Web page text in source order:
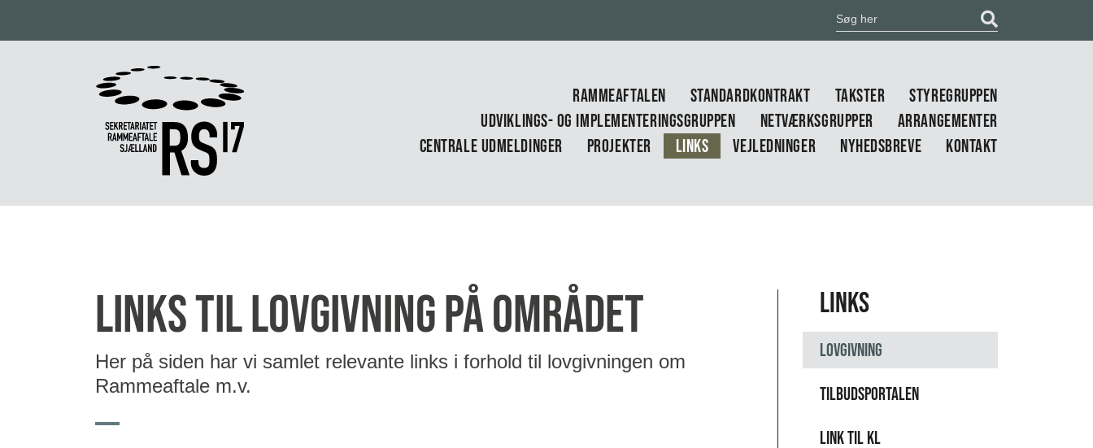
RAMMEAFTALEN STANDARDKONTRAKT TAKSTER
STYREGRUPPEN
UDVIKLINGS- OG IMPLEMENTERINGSGRUPPEN
NETVÆRKSGRUPPER
ARRANGEMENTER
CENTRALE UDMELDINGER
PROJEKTER LINKS VEJLEDNINGER NYHEDSBREVE KONTAKT
links til lovgivning på området
Her på siden har vi samlet relevante links i forhold til lovgivningen om
Rammeaftale m.v.
Links
Lovgivning
Tilbudsportalen
Link til KL